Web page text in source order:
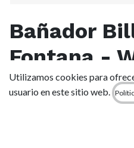
Bañador
Fontana -
(0 reseña)
Logo de onda impreso en el
80% POLIAMIDA 20%
Utilizamos cookies para
usuario en este sitio web.